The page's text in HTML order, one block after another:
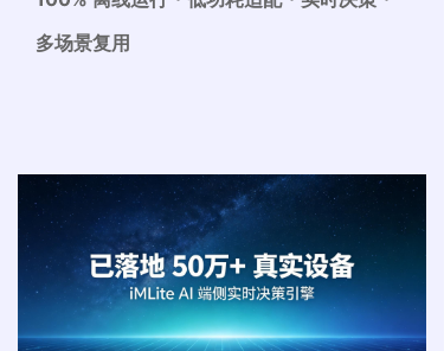
多场景复用